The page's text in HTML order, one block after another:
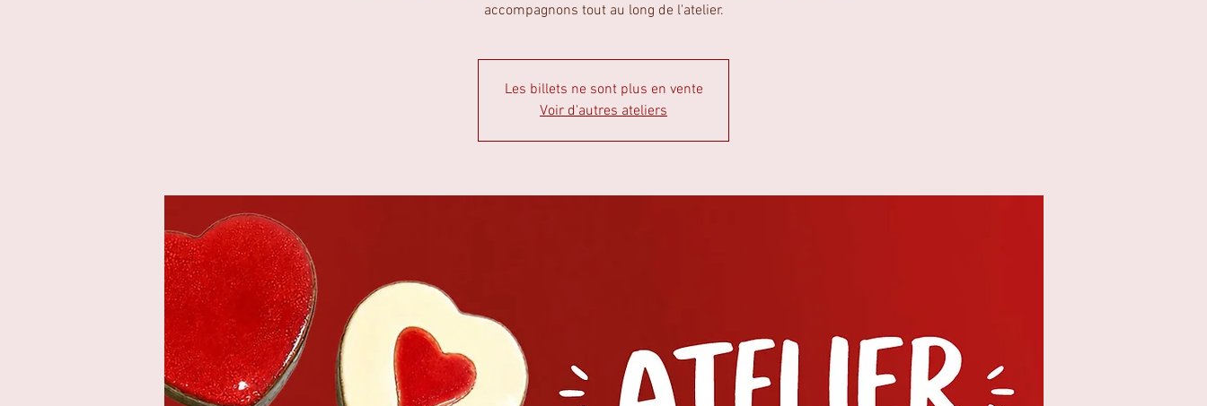
accompagnons tout au long de l'atelier.
Les billets ne sont plus en vente
Voir d'autres ateliers